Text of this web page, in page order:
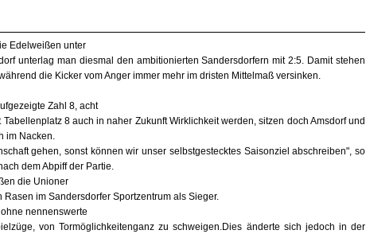
Edelweißen unter
unterlag man diesmal den ambitionierten Sandersdorfern mit 2:5. Damit stehen
die Kicker vom Anger immer mehr im dristen Mittelmaß versinken.
Zahl 8, acht
8 auch in naher Zukunft Wirklichkeit werden, sitzen doch Amsdorf und
im Nacken.
gehen, sonst können wir unser selbstgestecktes Saisonziel abschreiben", so
dem Abpiff der Partie.
die Unioner
im Sandersdorfer Sportzentrum als Sieger.
nennenswerte
von Tormöglichkeitenganz zu schweigen.Dies änderte sich jedoch in der